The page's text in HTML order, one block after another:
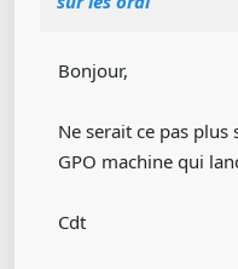
Bonjour,
Ne serait ce pas
GPO machine qui
Cdt